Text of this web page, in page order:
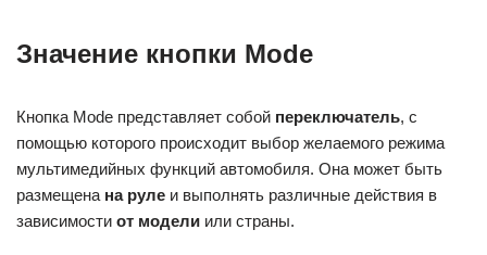
Значение кнопки Mode
Кнопка Mode представляет собой переключатель, с
помощью которого происходит выбор желаемого режима
мультимедийных функций автомобиля. Она может быть
размещена на руле и выполнять различные действия в
зависимости от модели или страны.